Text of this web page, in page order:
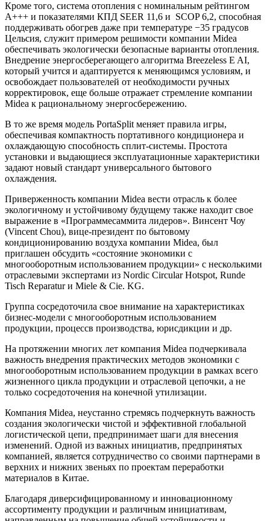
Кроме того, система отопления с номинальным рейтингом
A+++ и показателями КПД SEER 11,6 и SCOP 6,2, способная
поддерживать обогрев даже при температуре −35 градусов
Цельсия, служит примером решимости компании Midea
обеспечивать экологически безопасные варианты отопления.
Внедрение энергосберегающего алгоритма Breezeless E AI,
который учится и адаптируется к меняющимся условиям, и
освобождает пользователей от необходимости ручных
корректировок, еще больше отражает стремление компании
Midea к рациональному энергосбережению.
В то же время модель PortaSplit меняет правила игры,
обеспечивая компактность портативного кондиционера и
охлаждающую способность сплит-системы. Простота
установки и выдающиеся эксплуатационные характеристики
задают новый стандарт универсального бытового
охлаждения.
Приверженность компании Midea вести отрасль к более
экологичному и устойчивому будущему также находит свое
выражение в «Программесаммита лидеров». Винсент Чоу
(Vincent Chou), вице-президент по бытовому
кондиционированию воздуха компании Midea, был
приглашен обсудить «состояние экономики с
многооборотным использованием продукции» с несколькими
отраслевыми экспертами из Nordic Circular Hotspot, Runde
Tisch Reparatur и Miele & Cie. KG.
Группа сосредоточила свое внимание на характеристиках
бизнес-модели с многооборотным использованием
продукции, процессв производства, юрисдикции и др.
На протяжении многих лет компания Midea подчеркивала
важность внедрения практических методов экономики с
многооборотным использованием продукции в рамках всего
жизненного цикла продукции и отраслевой цепочки, а не
только сосредоточения на конечной утилизации.
Компания Midea, неустанно стремясь подчеркнуть важность
создания экологически чистой и эффективной глобальной
логистической цепи, предпринимает шаги для внесения
изменений. Одной из важных инициатив, предпринятых
компанией, является сотрудничество со своими партнерами в
верхних и нижних звеньях по проектам переработки
материалов в Китае.
Благодаря диверсифицированному и инновационному
ассортименту продукции и различным инициативам,